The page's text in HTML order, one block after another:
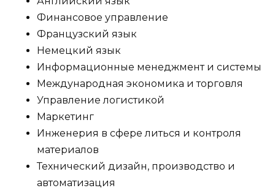
Финансовое управление
Французский язык
Немецкий язык
Информационные менеджмент и системы
Международная экономика и торговля
Управление логистикой
Маркетинг
Инженерия в сфере литься и контроля
материалов
Технический дизайн, производство и
автоматизация